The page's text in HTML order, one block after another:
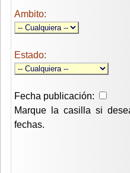
Ambito:
Estado:
Fecha publicación:
Marque la casilla si
fechas.